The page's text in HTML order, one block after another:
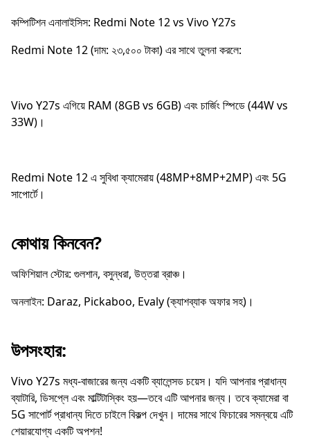
কম্পিটিশন এনালাইসিস: Redmi Note 12 vs Vivo Y27s
Redmi Note 12 (দাম: ২৩,৫০০ টাকা) এর সাথে তুলনা করলে:
Vivo Y27s এগিয়ে RAM (8GB vs 6GB) এবং চার্জিং স্পিডে (44W vs
33W)।
Redmi Note 12 এ সুবিধা ক্যামেরায় (48MP+8MP+2MP) এবং 5G
সাপোর্টে।
কোথায় কিনবেন?
অফিশিয়াল স্টোর: গুলশান, বসুন্ধরা, উত্তরা ব্রাঞ্চ।
অনলাইন: Daraz, Pickaboo, Evaly (ক্যাশব্যাক অফার সহ)।
উপসংহার:
Vivo Y27s মধ্য-বাজারের জন্য একটি ব্যালেন্সড চয়েস। যদি আপনার প্রাধান্য
ব্যাটারি, ডিসপ্লে এবং মাল্টিটাস্কিং হয়—তবে এটি আপনার জন্য। তবে ক্যামেরা বা
5G সাপোর্ট প্রাধান্য দিতে চাইলে বিকল্প দেখুন। দামের সাথে ফিচারের সমন্বয়ে এটি
শেয়ারযোগ্য একটি অপশন!